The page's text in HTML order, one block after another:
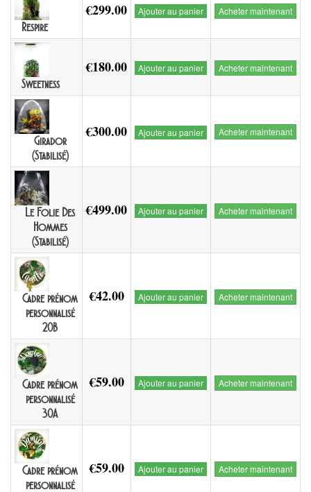
Respire
€299.00 Ajouter au panier Acheter maintenant
Sweetness
€180.00 Ajouter au panier Acheter maintenant
Girador
(Stabilisé)
€300.00 Ajouter au panier Acheter maintenant
Le Folie Des
Hommes
(Stabilisé)
€499.00 Ajouter au panier Acheter maintenant
Cadre prénom
personnalisé
20B
€42.00 Ajouter au panier Acheter maintenant
Cadre prénom
personnalisé
30A
€59.00 Ajouter au panier Acheter maintenant
Cadre prénom
personnalisé
€59.00 Ajouter au panier Acheter maintenant